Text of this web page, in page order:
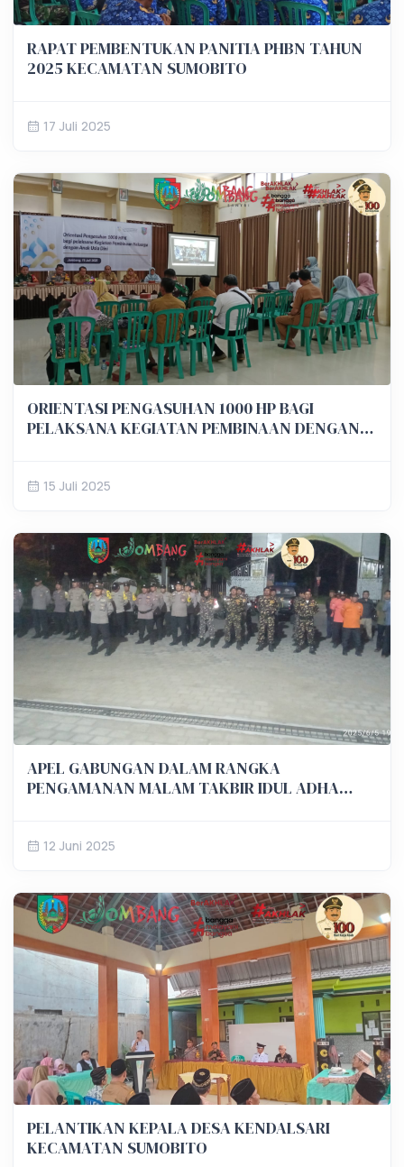
RAPAT PEMBENTUKAN PANITIA PHBN TAHUN
2025 KECAMATAN SUMOBITO
17 Juli 2025
ORIENTASI PENGASUHAN 1000 HP BAGI
PELAKSANA KEGIATAN PEMBINAAN DENGAN
15 Juli 2025
APEL GABUNGAN DALAM RANGKA
PENGAMANAN MALAM TAKBIR IDUL ADHA
12 Juni 2025
PELANTIKAN KEPALA DESA KENDALSARI
KECAMATAN SUMOBITO